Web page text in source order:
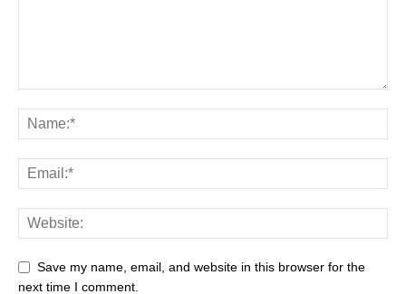
Save my name, email, and website in this browser for the
next time I comment.